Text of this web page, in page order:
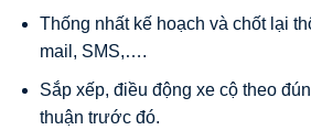
Thống nhất kế hoạch và chốt lại
mail, SMS,….
Sắp xếp, điều động xe cộ theo
thuận trước đó.